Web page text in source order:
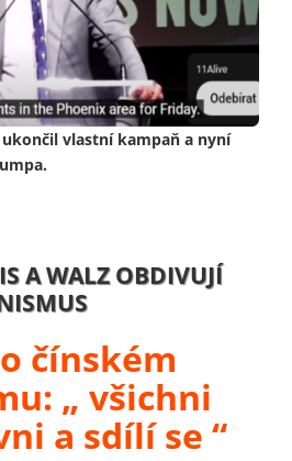
ukončil vlastní kampaň a nyní
A WALZ OBDIVUJÍ
čínském
„ všichni
a sdílí se “